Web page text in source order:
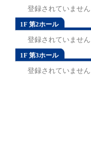
登録されていません
1F 第2ホール
登録されていません
1F 第3ホール
登録されていません